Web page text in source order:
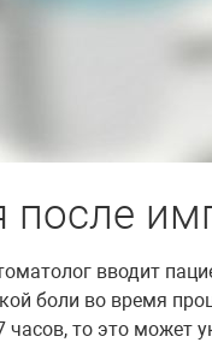
вводит
боли во время
часов, то это